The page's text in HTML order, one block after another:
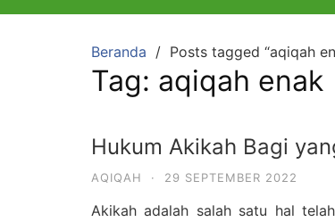
Beranda Posts tagged “aqiqah
Tag: aqiqah enak
Hukum Akikah Bagi
AQIQAH · 29 SEPTEMBER 2022
Akikah adalah salah satu hal